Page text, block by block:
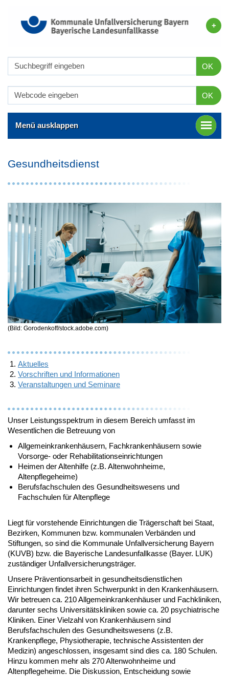
OK
OK
Menü ausklappen
Gesundheitsdienst
(Bild: Gorodenkoff/stock.adobe.com)
Aktuelles
Vorschriften und Informationen
Veranstaltungen und Seminare
Unser Leistungsspektrum in diesem Bereich umfasst im
Wesentlichen die Betreuung von
Allgemeinkrankenhäusern, Fachkrankenhäusern sowie
Vorsorge- oder Rehabilitationseinrichtungen
Heimen der Altenhilfe (z.B. Altenwohnheime,
Altenpflegeheime)
Berufsfachschulen des Gesundheitswesens und
Fachschulen für Altenpflege
Liegt für vorstehende Einrichtungen die Trägerschaft bei Staat,
Bezirken, Kommunen bzw. kommunalen Verbänden und
Stiftungen, so sind die Kommunale Unfallversicherung Bayern
(KUVB) bzw. die Bayerische Landesunfallkasse (Bayer. LUK)
zuständiger Unfallversicherungsträger.
Unsere Präventionsarbeit in gesundheitsdienstlichen
Einrichtungen findet ihren Schwerpunkt in den Krankenhäusern.
Wir betreuen ca. 210 Allgemeinkrankenhäuser und Fachkliniken,
darunter sechs Universitätskliniken sowie ca. 20 psychiatrische
Kliniken. Einer Vielzahl von Krankenhäusern sind
Berufsfachschulen des Gesundheitswesens (z.B.
Krankenpflege, Physiotherapie, technische Assistenten der
Medizin) angeschlossen, insgesamt sind dies ca. 180 Schulen.
Hinzu kommen mehr als 270 Altenwohnheime und
Altenpflegeheime. Die Diskussion, Entscheidung sowie